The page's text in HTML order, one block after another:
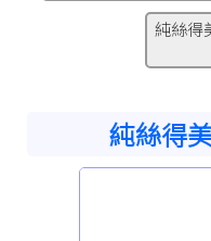
純絲得
純絲得